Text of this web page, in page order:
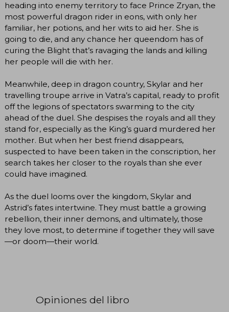
heading into enemy territory to face Prince Zryan, the
most powerful dragon rider in eons, with only her
familiar, her potions, and her wits to aid her. She is
going to die, and any chance her queendom has of
curing the Blight that’s ravaging the lands and killing
her people will die with her.
Meanwhile, deep in dragon country, Skylar and her
travelling troupe arrive in Vatra’s capital, ready to profit
off the legions of spectators swarming to the city
ahead of the duel. She despises the royals and all they
stand for, especially as the King’s guard murdered her
mother. But when her best friend disappears,
suspected to have been taken in the conscription, her
search takes her closer to the royals than she ever
could have imagined.
As the duel looms over the kingdom, Skylar and
Astrid’s fates intertwine. They must battle a growing
rebellion, their inner demons, and ultimately, those
they love most, to determine if together they will save
—or doom—their world.
Opiniones del libro